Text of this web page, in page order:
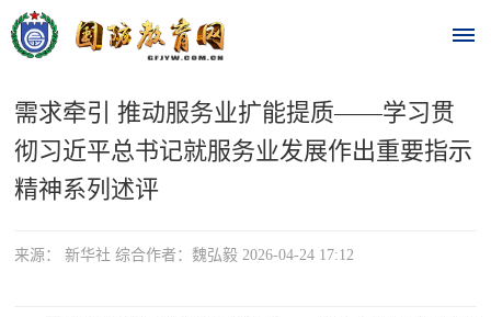
首
政
需求牵引 推动服务业扩能提质——学习贯
彻习近平总书记就服务业发展作出重要指示
精神系列述评
来源： 新华社 综合作者：魏弘毅 2026-04-24 17:12